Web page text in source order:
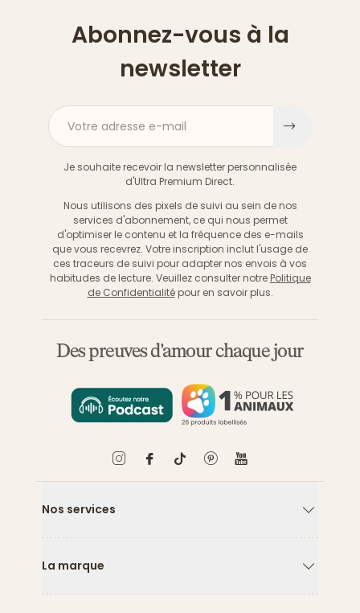
Abonnez-vous à la
newsletter
Votre adresse e-mail
Je souhaite recevoir la newsletter personnalisée
d'Ultra Premium Direct.
Nous utilisons des pixels de suivi au sein de nos
services d'abonnement, ce qui nous permet
d'optimiser le contenu et la fréquence des e-mails
que vous recevrez. Votre inscription inclut l'usage de
ces traceurs de suivi pour adapter nos envois à vos
habitudes de lecture. Veuillez consulter notre Politique
de Confidentialitépour en savoir plus.
Des preuves d'amour chaque jour
Nos services
La marque